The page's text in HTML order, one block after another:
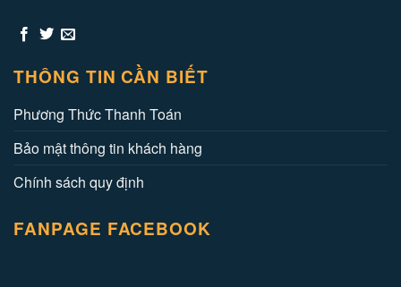
THÔNG TIN CẦN BIẾT
Phương Thức Thanh Toán
Bảo mật thông tin khách hàng
Chính sách quy định
FANPAGE FACEBOOK